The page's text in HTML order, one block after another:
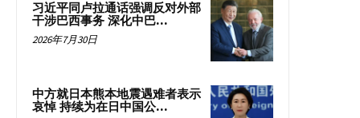
习近平同卢拉通话强调反对外部
干涉巴西事务 深化中巴...
2026年7月30日
中方就日本熊本地震遇难者表示
哀悼 持续为在日中国公...